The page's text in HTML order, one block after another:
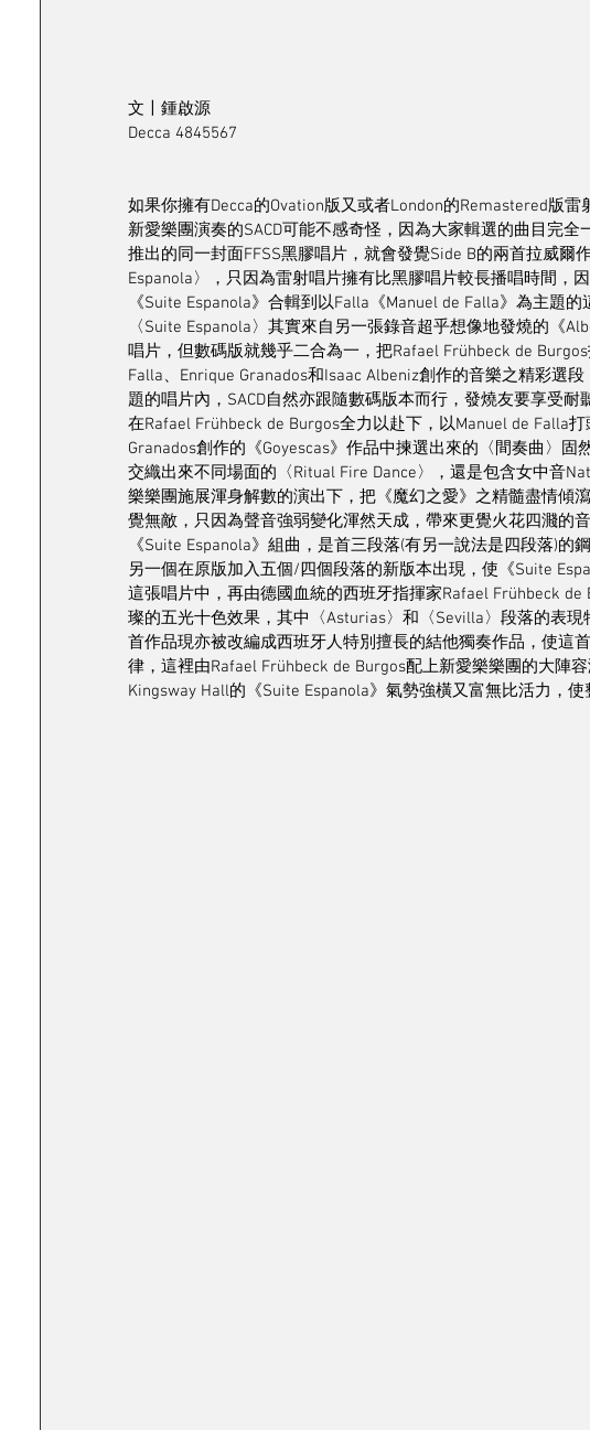
文〡鍾啟源
Decca 4845567
如果你擁有Decca的Ovation版又或者London的Remastered版
新愛樂團演奏的SACD可能不感奇怪，因為大家輯選的曲目完
推出的同一封面FFSS黑膠唱片，就會發覺Side B的兩首拉威爾
Espanola〉，只因為雷射唱片擁有比黑膠唱片較長播唱時間，
《Suite Espanola》合輯到以Falla《Manuel de Falla》為主題
〈Suite Espanola〉其實來自另一張錄音超乎想像地發燒的《
唱片，但數碼版就幾乎二合為一，把Rafael Frühbeck de
Falla、Enrique Granados和Isaac Albeniz創作的音樂之精彩選
題的唱片內，SACD自然亦跟隨數碼版本而行，發燒友要享受耐
在Rafael Frühbeck de Burgos全力以赴下，以Manuel de Falla
Granados創作的《Goyescas》作品中揀選出來的〈間奏曲〉
交織出來不同場面的〈Ritual Fire Dance〉，還是包含女中音
樂樂團施展渾身解數的演出下，把《魔幻之愛》之精髓盡情傾
覺無敵，只因為聲音強弱變化渾然天成，帶來更覺火花四濺的
《Suite Espanola》組曲，是首三段落(有另一說法是四段落)
另一個在原版加入五個/四個段落的新版本出現，使《Suite
這張唱片中，再由德國血統的西班牙指揮家Rafael Frühbeck
璨的五光十色效果，其中〈Asturias〉和〈Sevilla〉段落的表
首作品現亦被改編成西班牙人特別擅長的結他獨奏作品，使這
律，這裡由Rafael Frühbeck de Burgos配上新愛樂樂團的大陣
Kingsway Hall的《Suite Espanola》氣勢強橫又富無比活力，使